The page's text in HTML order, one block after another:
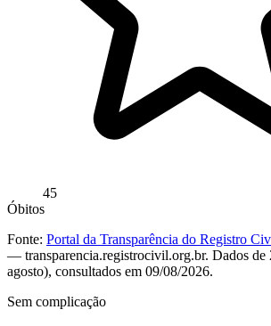
45
Óbitos
Fonte: Portal da Transparência do Registro
— transparencia.registrocivil.org.br. Dados de
agosto), consultados em 09/08/2026.
Sem complicação